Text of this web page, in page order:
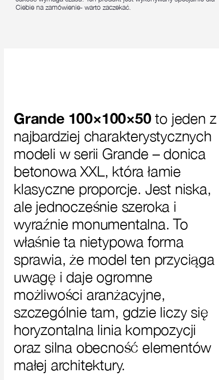
Ciebie na zamówienie- warto zaczekać.
Grande 100×100×50 to jeden z
najbardziej charakterystycznych
modeli w serii Grande – donica
betonowa XXL, która łamie
klasyczne proporcje. Jest niska,
ale jednocześnie szeroka i
wyraźnie monumentalna. To
właśnie ta nietypowa forma
sprawia, że model ten przyciąga
uwagę i daje ogromne
możliwości aranżacyjne,
szczególnie tam, gdzie liczy się
horyzontalna linia kompozycji
oraz silna obecność elementów
małej architektury.